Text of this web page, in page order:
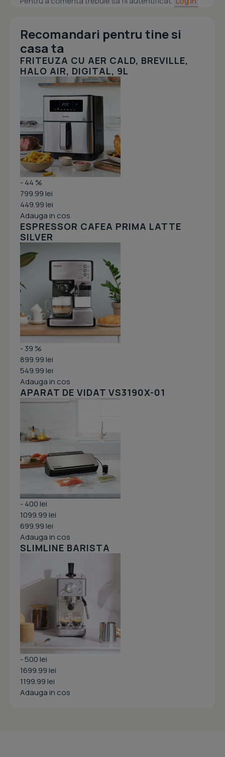
Recomandari pentru tine si
casa ta
FRITEUZA CU AER CALD, BREVILLE,
HALO AIR, DIGITAL, 9L
- 44 %
799.99 lei
449.99 lei
Adauga in cos
ESPRESSOR CAFEA PRIMA LATTE
SILVER
- 39 %
899.99 lei
549.99 lei
Adauga in cos
APARAT DE VIDAT VS3190X-01
- 400 lei
1099.99 lei
699.99 lei
Adauga in cos
SLIMLINE BARISTA
- 500 lei
1699.99 lei
1199.99 lei
Adauga in cos